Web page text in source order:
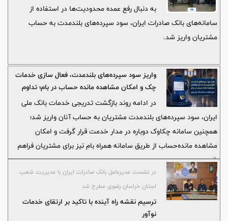
به دنبال رفع عمده محدودیت‌ها در استفاده از
سامانه‌های بانک صادرات ایران، سود سپرده‌های بلندمدت به حساب
مشتریان واریز شد.
واریز سود سپرده‌های بلندمدت، فعال سازی خدمات
چک و امکان مشاهده مانده حساب در بام؛ تداوم
بازگشت خدمات بانک ملی ایران
در ادامه روند بازگشت تدریجی خدمات بانک ملی
ایران، سود سپرده‌های بلندمدت مشتریان به حساب آنان واریز شد؛
همچنین سامانه چکاوک دوباره در مدار خدمت قرار گرفت و امکان
مشاهده مانده‌حساب از طریق سامانه همراه بام نیز برای مشتریان فراهم
شد.
در نشست مدیرعامل بانک صادرات ایران با مدیریت شعب
استان خراسان رضوی مطرح شد
ترسیم نقشه راه آینده با تاکید بر ارتقای خدمات
نوآور